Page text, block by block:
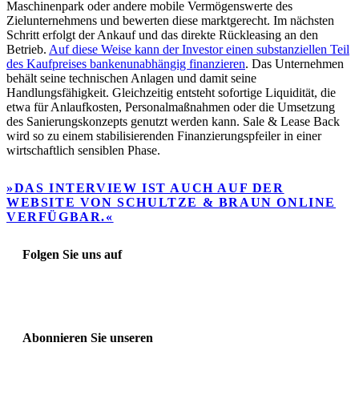
Maschinenpark oder andere mobile Vermögenswerte des
Zielunternehmens und bewerten diese marktgerecht. Im nächsten
Schritt erfolgt der Ankauf und das direkte Rückleasing an den
Betrieb. Auf diese Weise kann der Investor einen substanziellen Teil
des Kaufpreises bankenunabhängig finanzieren. Das Unternehmen
behält seine technischen Anlagen und damit seine
Handlungsfähigkeit. Gleichzeitig entsteht sofortige Liquidität, die
etwa für Anlaufkosten, Personalmaßnahmen oder die Umsetzung
des Sanierungskonzepts genutzt werden kann. Sale & Lease Back
wird so zu einem stabilisierenden Finanzierungspfeiler in einer
wirtschaftlich sensiblen Phase.
»DAS INTERVIEW IST AUCH AUF DER
WEBSITE VON SCHULTZE & BRAUN ONLINE
VERFÜGBAR.«
Folgen Sie uns auf
Abonnieren Sie unseren